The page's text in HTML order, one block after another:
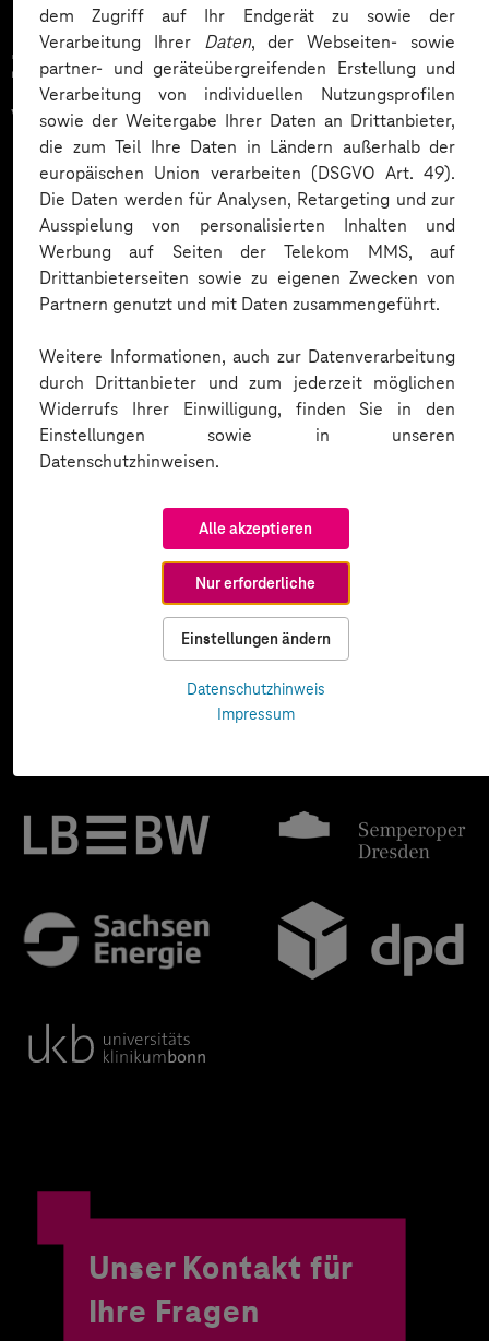
dem Zugriff auf Ihr Endgerät zu sowie der
Verarbeitung Ihrer Daten, der Webseiten- sowie
partner- und geräteübergreifenden Erstellung und
Verarbeitung von individuellen Nutzungsprofilen
sowie der Weitergabe Ihrer Daten an Drittanbieter,
die zum Teil Ihre Daten in Ländern außerhalb der
europäischen Union verarbeiten (DSGVO Art. 49).
Die Daten werden für Analysen, Retargeting und zur
Ausspielung von personalisierten Inhalten und
Werbung auf Seiten der Telekom MMS, auf
Drittanbieterseiten sowie zu eigenen Zwecken von
Partnern genutzt und mit Daten zusammengeführt.
Weitere Informationen, auch zur Datenverarbeitung
durch Drittanbieter und zum jederzeit möglichen
Widerrufs Ihrer Einwilligung, finden Sie in den
Einstellungen sowie in unseren
Datenschutzhinweisen.
Alle akzeptieren
Nur erforderliche
Einstellungen ändern
Datenschutzhinweis
Impressum
Zahlreiche Unternehmen
vertrauen auf unsere
Expertise. Hier eine Auswahl:
Unser Kontakt für
Ihre Fragen